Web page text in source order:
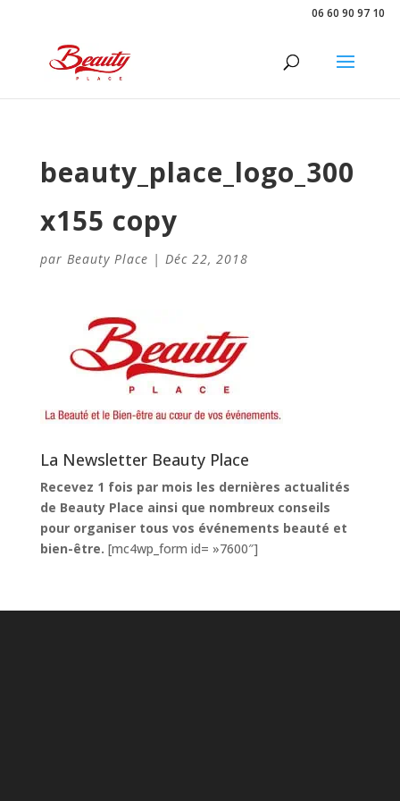
06 60 90 97 10
beauty_place_logo_300
x155 copy
par Beauty Place | Déc 22, 2018
La Newsletter Beauty Place
Recevez 1 fois par mois les dernières actualités
de Beauty Place ainsi que nombreux conseils
pour organiser tous vos événements beauté et
bien-être. [mc4wp_form id= »7600″]